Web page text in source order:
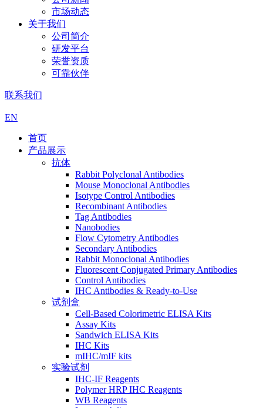
市场动态
关于我们
公司简介
研发平台
荣誉资质
可靠伙伴
联系我们
EN
首页
产品展示
抗体
Rabbit Polyclonal Antibodies
Mouse Monoclonal Antibodies
Isotype Control Antibodies
Recombinant Antibodies
Tag Antibodies
Nanobodies
Flow Cytometry Antibodies
Secondary Antibodies
Rabbit Monoclonal Antibodies
Fluorescent Conjugated Primary Antibodies
Control Antibodies
IHC Antibodies & Ready-to-Use
试剂盒
Cell-Based Colorimetric ELISA Kits
Assay Kits
Sandwich ELISA Kits
IHC Kits
mIHC/mIF kits
实验试剂
IHC-IF Reagents
Polymer HRP IHC Reagents
WB Reagents